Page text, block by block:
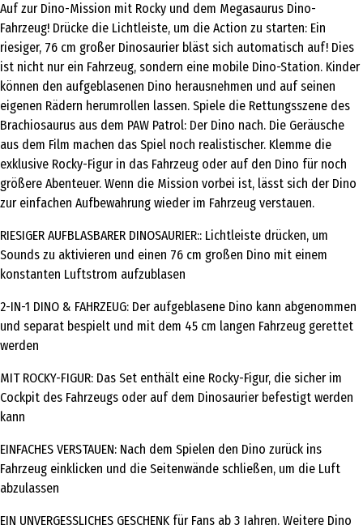
Auf zur Dino-Mission mit Rocky und dem Megasaurus Dino-
Fahrzeug! Drücke die Lichtleiste, um die Action zu starten: Ein
riesiger, 76 cm großer Dinosaurier bläst sich automatisch auf! Dies
ist nicht nur ein Fahrzeug, sondern eine mobile Dino-Station. Kinder
können den aufgeblasenen Dino herausnehmen und auf seinen
eigenen Rädern herumrollen lassen. Spiele die Rettungsszene des
Brachiosaurus aus dem PAW Patrol: Der Dino nach. Die Geräusche
aus dem Film machen das Spiel noch realistischer. Klemme die
exklusive Rocky-Figur in das Fahrzeug oder auf den Dino für noch
größere Abenteuer. Wenn die Mission vorbei ist, lässt sich der Dino
zur einfachen Aufbewahrung wieder im Fahrzeug verstauen.
RIESIGER AUFBLASBARER DINOSAURIER:: Lichtleiste drücken, um
Sounds zu aktivieren und einen 76 cm großen Dino mit einem
konstanten Luftstrom aufzublasen
2-IN-1 DINO & FAHRZEUG: Der aufgeblasene Dino kann abgenommen
und separat bespielt und mit dem 45 cm langen Fahrzeug gerettet
werden
MIT ROCKY-FIGUR: Das Set enthält eine Rocky-Figur, die sicher im
Cockpit des Fahrzeugs oder auf dem Dinosaurier befestigt werden
kann
EINFACHES VERSTAUEN: Nach dem Spielen den Dino zurück ins
Fahrzeug einklicken und die Seitenwände schließen, um die Luft
abzulassen
EIN UNVERGESSLICHES GESCHENK für Fans ab 3 Jahren. Weitere Dino